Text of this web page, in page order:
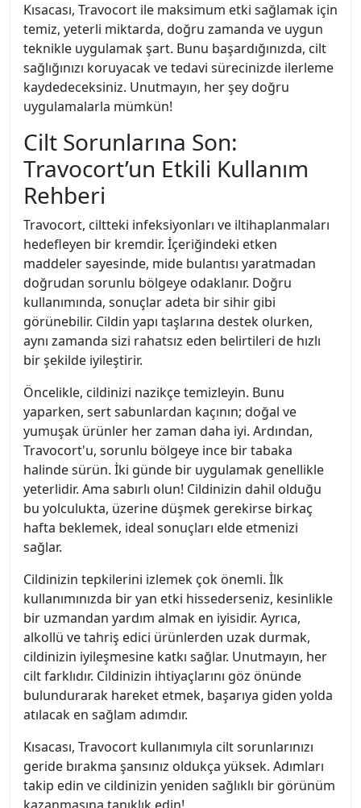
Kısacası, Travocort ile maksimum etki sağlamak için
temiz, yeterli miktarda, doğru zamanda ve uygun
teknikle uygulamak şart. Bunu başardığınızda, cilt
sağlığınızı koruyacak ve tedavi sürecinizde ilerleme
kaydedeceksiniz. Unutmayın, her şey doğru
uygulamalarla mümkün!
Cilt Sorunlarına Son:
Travocort’un Etkili Kullanım
Rehberi
Travocort, ciltteki infeksiyonları ve iltihaplanmaları
hedefleyen bir kremdir. İçeriğindeki etken
maddeler sayesinde, mide bulantısı yaratmadan
doğrudan sorunlu bölgeye odaklanır. Doğru
kullanımında, sonuçlar adeta bir sihir gibi
görünebilir. Cildin yapı taşlarına destek olurken,
aynı zamanda sizi rahatsız eden belirtileri de hızlı
bir şekilde iyileştirir.
Öncelikle, cildinizi nazikçe temizleyin. Bunu
yaparken, sert sabunlardan kaçının; doğal ve
yumuşak ürünler her zaman daha iyi. Ardından,
Travocort'u, sorunlu bölgeye ince bir tabaka
halinde sürün. İki günde bir uygulamak genellikle
yeterlidir. Ama sabırlı olun! Cildinizin dahil olduğu
bu yolculukta, üzerine düşmek gerekirse birkaç
hafta beklemek, ideal sonuçları elde etmenizi
sağlar.
Cildinizin tepkilerini izlemek çok önemli. İlk
kullanımınızda bir yan etki hissederseniz, kesinlikle
bir uzmandan yardım almak en iyisidir. Ayrıca,
alkollü ve tahriş edici ürünlerden uzak durmak,
cildinizin iyileşmesine katkı sağlar. Unutmayın, her
cilt farklıdır. Cildinizin ihtiyaçlarını göz önünde
bulundurarak hareket etmek, başarıya giden yolda
atılacak en sağlam adımdır.
Kısacası, Travocort kullanımıyla cilt sorunlarınızı
geride bırakma şansınız oldukça yüksek. Adımları
takip edin ve cildinizin yeniden sağlıklı bir görünüm